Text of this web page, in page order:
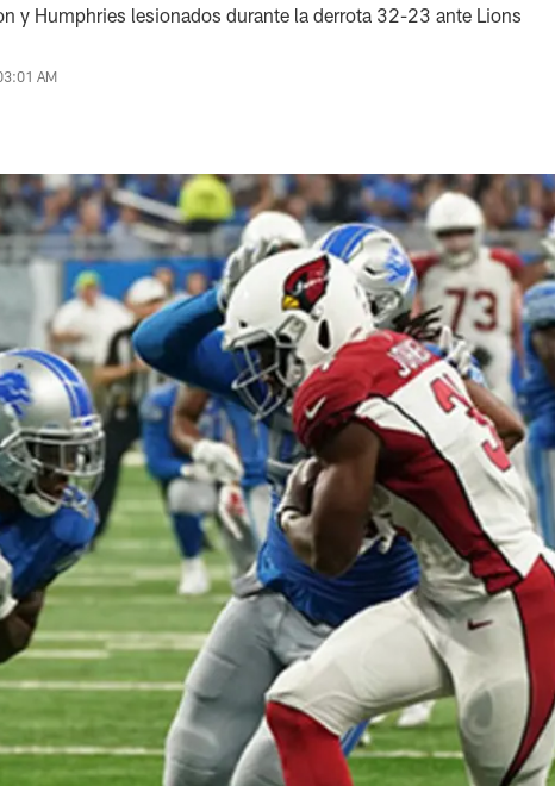
y Humphries lesionados durante la derrota 32-23 ante Lions
AM